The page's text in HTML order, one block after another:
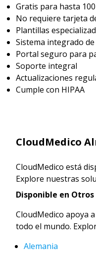
Gratis para hasta
No requiere tarjeta
Plantillas
Sistema integrado de
Portal seguro para
Soporte integral
Actualizaciones
Cumple con HIPAA
CloudMedico
CloudMedico está
Explore nuestras
Disponible en Otros
CloudMedico apoya
todo el mundo.
Alemania